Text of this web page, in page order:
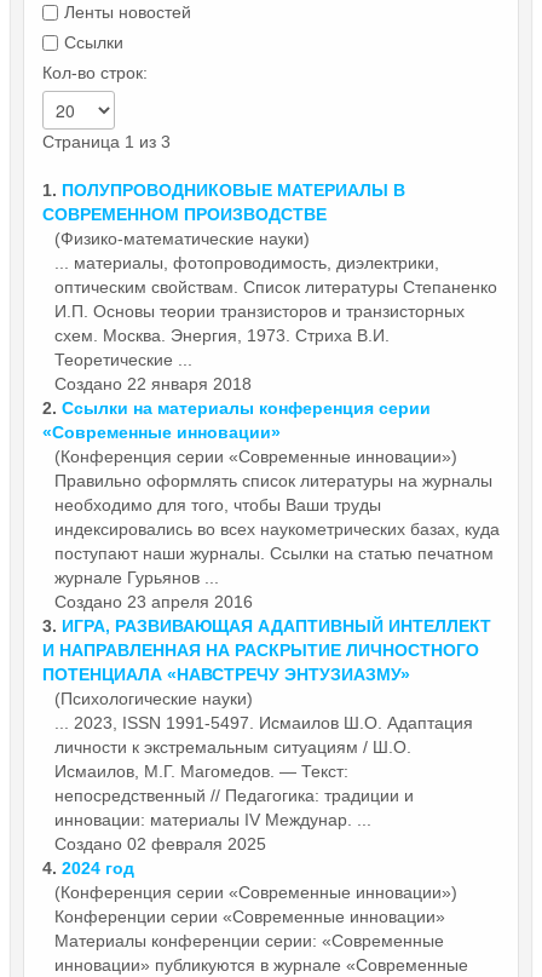
Ленты новостей
Ссылки
Кол-во строк:
Страница 1 из 3
1. ПОЛУПРОВОДНИКОВЫЕ МАТЕРИАЛЫ В
СОВРЕМЕННОМ ПРОИЗВОДСТВЕ
(Физико-математические науки)
материалы , фотопроводимость, диэлектрики,
оптическим свойствам. Список литературы Степаненко
И.П. Основы теории транзисторов и транзисторных
схем. Москва. Энергия, 1973. Стриха В.И.
Теоретические ...
Создано 22 января 2018
2. Ссылки на материалы конференция серии
«Современные инновации»
(Конференция серии «Современные инновации»)
Правильно оформлять список литературы на журналы
необходимо для того, чтобы Ваши труды
индексировались во всех наукометрических базах, куда
поступают наши журналы. Ссылки на статью печатном
журнале Гурьянов ...
Создано 23 апреля 2016
3. ИГРА, РАЗВИВАЮЩАЯ АДАПТИВНЫЙ ИНТЕЛЛЕКТ
И НАПРАВЛЕННАЯ НА РАСКРЫТИЕ ЛИЧНОСТНОГО
ПОТЕНЦИАЛА «НАВСТРЕЧУ ЭНТУЗИАЗМУ»
(Психологические науки)
... 2023, ISSN 1991-5497. Исмаилов Ш.О. Адаптация
личности к экстремальным ситуациям / Ш.О.
Исмаилов, М.Г. Магомедов. — Текст:
непосредственный // Педагогика: традиции и
инновации: материалы IV Междунар. ...
Создано 02 февраля 2025
4. 2024 год
(Конференция серии «Современные инновации»)
Конференции серии «Современные инновации»
Материалы конференции серии: «Современные
инновации» публикуются в журнале «Современные